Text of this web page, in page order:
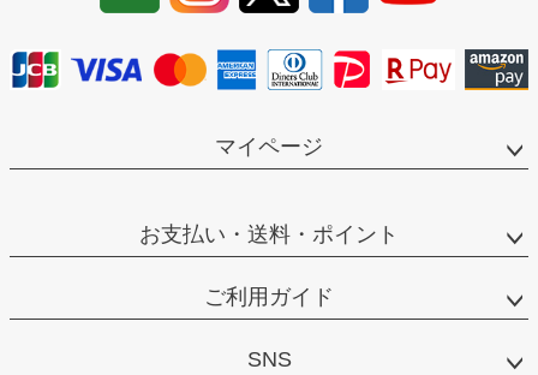
マイページ
お支払い・送料・ポイント
ご利用ガイド
SNS